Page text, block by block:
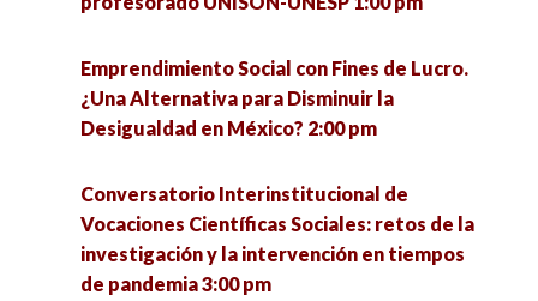
tercer país seguro en Guatemala 5:00 pm
La resiliencia como eje para enfrentar el futuro
desde las personas mayores (1) 5:00 pm
Gobernanza de la migración en tiempos de
pandemia 5:00 pm
completud 4:00 pm
Migración en tiempos del COVID-19 4:00 pm
Un acercamiento básico a la perspectiva de
común? 4:00 pm
La zona gris de la punición sobre los familiares.
Emprendimiento Social con Fines de Lucro.
¿Una Alternativa para Disminuir la
Desigualdad en México? 2:00 pm
Conversatorio Interinstitucional de
Vocaciones Científicas Sociales: retos de la
investigación y la intervención en tiempos
de pandemia 3:00 pm